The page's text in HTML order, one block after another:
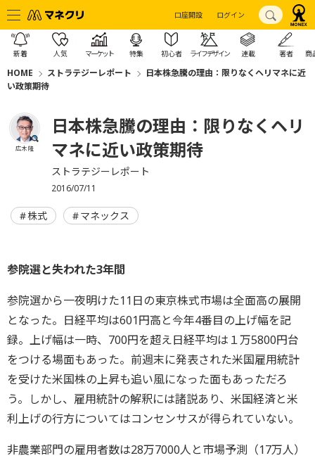
口座開設 ログイン
新着 人気 マーケット 特集 初心者 ライフデザイン 連載 著者 商
HOME ストラテジーレポート
日本株急騰の理由：限りなくヘリマネに近
い政策期待
広木 隆
日本株急騰の理由：限りなくヘリ
マネに近い政策期待
ストラテジーレポート
2016/07/11
株式 マネックス
参院選と失われた3年間
参院選から一夜明けた11日の東京株式市場は全面高の展開
となった。日経平均は601円高と今年4番目の上げ幅を記
録。上げ幅は一時、700円を超え日経平均は１万5800円台
をつける場面もあった。前週末に発表された米国雇用統計
を受けた米国株の上昇も追い風になった面もあっただろ
う。しかし、雇用統計の解釈には諸説あり、米国経済と米
利上げの行方についてはコンセンサスが得られていない。
非農業部門の雇用者数は28万7000人と市場予測（17万人）